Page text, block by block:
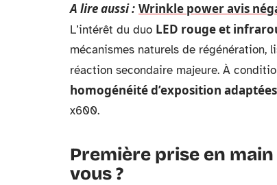
A lire aussi : Wrinkle power avis
L’intérêt du duo LED rouge et
mécanismes naturels de régénération,
réaction secondaire majeure. À
homogénéité d’exposition adaptées
x600.
Première prise en
vous ?